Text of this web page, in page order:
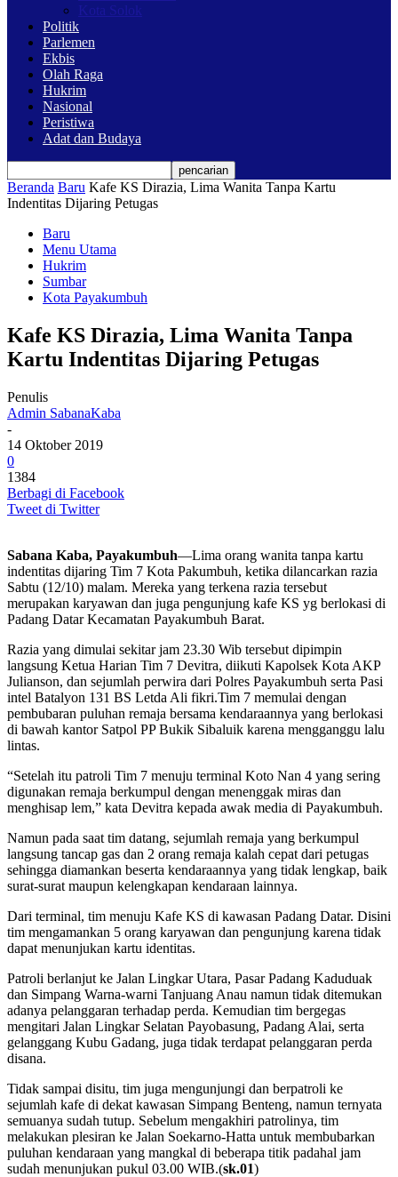
Kota Solok
Politik
Parlemen
Ekbis
Olah Raga
Hukrim
Nasional
Peristiwa
Adat dan Budaya
Beranda Baru Kafe KS Dirazia, Lima Wanita Tanpa Kartu
Indentitas Dijaring Petugas
Baru
Menu Utama
Hukrim
Sumbar
Kota Payakumbuh
Kafe KS Dirazia, Lima Wanita Tanpa
Kartu Indentitas Dijaring Petugas
Penulis
Admin SabanaKaba
-
14 Oktober 2019
0
1384
Berbagi di Facebook
Tweet di Twitter
Sabana Kaba, Payakumbuh—Lima orang wanita tanpa kartu
indentitas dijaring Tim 7 Kota Pakumbuh, ketika dilancarkan razia
Sabtu (12/10) malam. Mereka yang terkena razia tersebut
merupakan karyawan dan juga pengunjung kafe KS yg berlokasi di
Padang Datar Kecamatan Payakumbuh Barat.
Razia yang dimulai sekitar jam 23.30 Wib tersebut dipimpin
langsung Ketua Harian Tim 7 Devitra, diikuti Kapolsek Kota AKP
Julianson, dan sejumlah perwira dari Polres Payakumbuh serta Pasi
intel Batalyon 131 BS Letda Ali fikri.Tim 7 memulai dengan
pembubaran puluhan remaja bersama kendaraannya yang berlokasi
di bawah kantor Satpol PP Bukik Sibaluik karena mengganggu lalu
lintas.
“Setelah itu patroli Tim 7 menuju terminal Koto Nan 4 yang sering
digunakan remaja berkumpul dengan menenggak miras dan
menghisap lem,” kata Devitra kepada awak media di Payakumbuh.
Namun pada saat tim datang, sejumlah remaja yang berkumpul
langsung tancap gas dan 2 orang remaja kalah cepat dari petugas
sehingga diamankan beserta kendaraannya yang tidak lengkap, baik
surat-surat maupun kelengkapan kendaraan lainnya.
Dari terminal, tim menuju Kafe KS di kawasan Padang Datar. Disini
tim mengamankan 5 orang karyawan dan pengunjung karena tidak
dapat menunjukan kartu identitas.
Patroli berlanjut ke Jalan Lingkar Utara, Pasar Padang Kaduduak
dan Simpang Warna-warni Tanjuang Anau namun tidak ditemukan
adanya pelanggaran terhadap perda. Kemudian tim bergegas
mengitari Jalan Lingkar Selatan Payobasung, Padang Alai, serta
gelanggang Kubu Gadang, juga tidak terdapat pelanggaran perda
disana.
Tidak sampai disitu, tim juga mengunjungi dan berpatroli ke
sejumlah kafe di dekat kawasan Simpang Benteng, namun ternyata
semuanya sudah tutup. Sebelum mengakhiri patrolinya, tim
melakukan plesiran ke Jalan Soekarno-Hatta untuk membubarkan
puluhan kendaraan yang mangkal di beberapa titik padahal jam
sudah menunjukan pukul 03.00 WIB.(sk.01)